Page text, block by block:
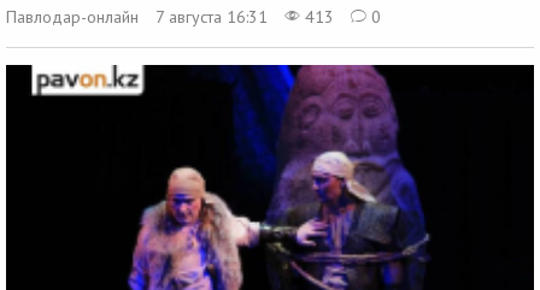
Павлодар-онлайн
7 августа 16:31 413 0